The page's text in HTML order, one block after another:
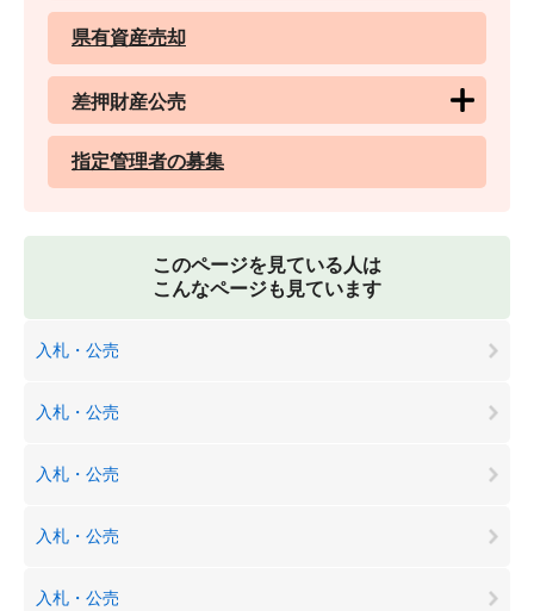
県有資産売却
差押財産公売
指定管理者の募集
このページを見ている人は
こんなページも見ています
入札・公売
入札・公売
入札・公売
入札・公売
入札・公売